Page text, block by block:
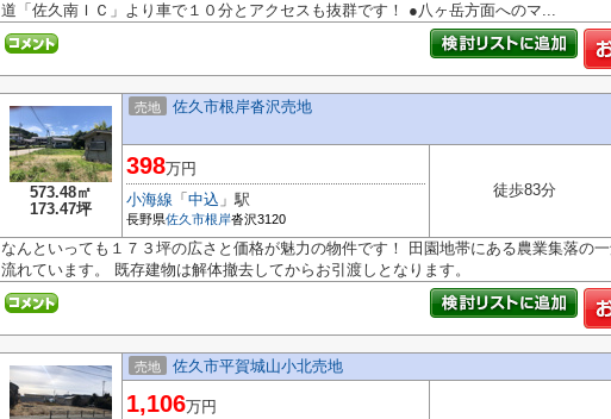
道「佐久南ＩＣ」より車で１０分とアクセスも抜群です！ ●八ヶ岳方面へのマ...
573.48㎡
173.47坪
売地 佐久市根岸沓沢売地
398万円
小海線 「 中込 」駅
長野県佐久市根岸沓沢3120
徒歩83分
なんといっても１７３坪の広さと価格が魅力の物件です！ 田園地帯にある農業集落の
流れています。 既存建物は解体撤去してからお引渡しとなります。
売地 佐久市平賀城山小北売地
1,106万円